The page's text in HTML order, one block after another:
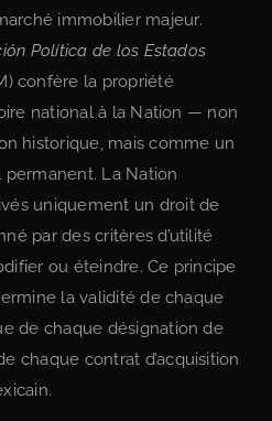
immobilier majeur.
Política de los Estados
confère la propriété
national à la Nation — non
historique, mais comme un
La Nation
uniquement un droit de
par des critères d’utilité
ou éteindre. Ce principe
la validité de chaque
de chaque désignation de
chaque contrat d’acquisition